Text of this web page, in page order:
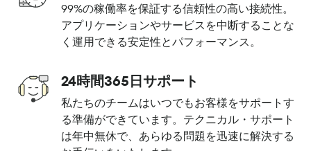
99%の稼働率を保証する信頼性の高い接続性。
アプリケーションやサービスを中断することな
く運用できる安定性とパフォーマンス。
24時間365日サポート
私たちのチームはいつでもお客様をサポートす
る準備ができています。テクニカル・サポート
は年中無休で、あらゆる問題を迅速に解決する